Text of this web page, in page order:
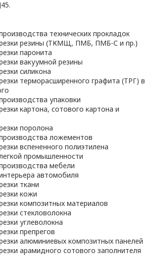
технических прокладок
резины (ТКМЩ, ПМБ, ПМБ-С и пр.)
паронита
вакуумной резины
силикона
терморасширенного графита (ТРГ) в
упаковки
картона, сотового картона и
поролона
ложементов
вспененного полиэтилена
промышленности
мебели
автомобиля
ткани
кожи
композитных материалов
стекловолокна
углеволокна
препрегов
алюминиевых композитных панелей
арамидного сотового заполнителя